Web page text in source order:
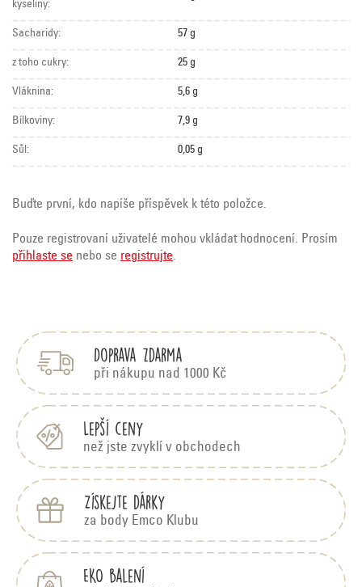
kyseliny:
Sacharidy: 57 g
z toho cukry: 25 g
Vláknina: 5,6 g
Bílkoviny: 7,9 g
Sůl: 0,05 g
Buďte první, kdo napíše příspěvek k této položce.
Pouze registrovaní uživatelé mohou vkládat hodnocení. Prosím
přihlaste se nebo se registrujte.
Doprava zdarma
při nákupu nad 1000 Kč
Lepší ceny
než jste zvyklí v obchodech
Získejte dárky
za body Emco Klubu
EKO balení